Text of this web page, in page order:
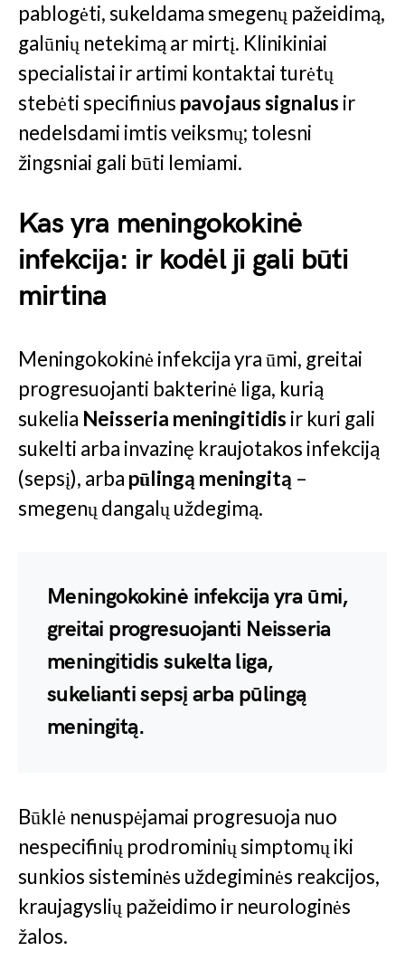
pablogėti, sukeldama smegenų pažeidimą,
galūnių netekimą ar mirtį. Klinikiniai
specialistai ir artimi kontaktai turėtų
stebėti specifinius pavojaus signalus ir
nedelsdami imtis veiksmų; tolesni
žingsniai gali būti lemiami.
Kas yra meningokokinė
infekcija: ir kodėl ji gali būti
mirtina
Meningokokinė infekcija yra ūmi, greitai
progresuojanti bakterinė liga, kurią
sukelia Neisseria meningitidis ir kuri gali
sukelti arba invazinę kraujotakos infekciją
(sepsį), arba pūlingą meningitą –
smegenų dangalų uždegimą.
Meningokokinė infekcija yra ūmi,
greitai progresuojanti Neisseria
meningitidis sukelta liga,
sukelianti sepsį arba pūlingą
meningitą.
Būklė nenuspėjamai progresuoja nuo
nespecifinių prodrominių simptomų iki
sunkios sisteminės uždegiminės reakcijos,
kraujagyslių pažeidimo ir neurologinės
žalos.